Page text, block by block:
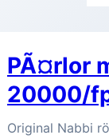
PÃ¤rlor
20000/
Original Nabbi